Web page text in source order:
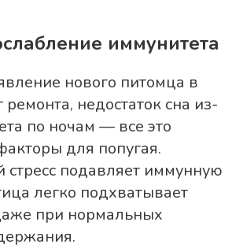
иммунитета
нового питомца в
недостаток сна из-
по ночам — все это
для попугая.
стресс подавляет иммунную
легко подхватывает
при нормальных